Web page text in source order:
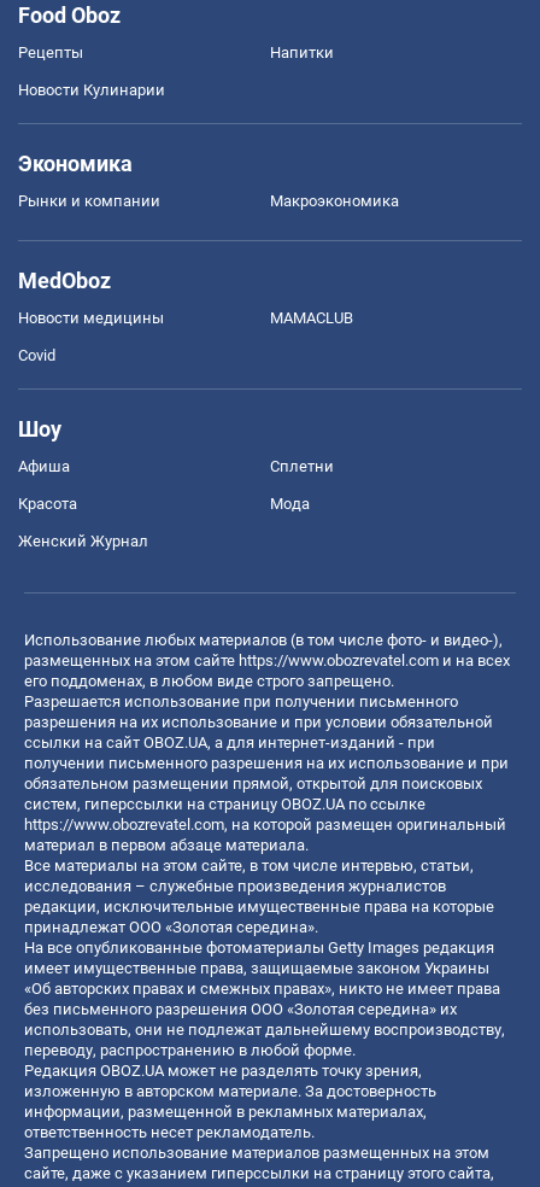
Food Oboz
Рецепты Напитки
Новости Кулинарии
Экономика
Рынки и компании Mакроэкономика
MedOboz
Новости медицины MAMACLUB
Covid
Шоу
Афиша Сплетни
Красота Мода
Женский Журнал
Использование любых материалов (в том числе фото- и видео-),
размещенных на этом сайте https://www.obozrevatel.com и на всех
его поддоменах, в любом виде строго запрещено.
Разрешается использование при получении письменного
разрешения на их использование и при условии обязательной
ссылки на сайт OBOZ.UA, а для интернет-изданий - при
получении письменного разрешения на их использование и при
обязательном размещении прямой, открытой для поисковых
систем, гиперссылки на страницу OBOZ.UA по ссылке
https://www.obozrevatel.com, на которой размещен оригинальный
материал в первом абзаце материала.
Все материалы на этом сайте, в том числе интервью, статьи,
исследования – служебные произведения журналистов
редакции, исключительные имущественные права на которые
принадлежат ООО «Золотая середина».
На все опубликованные фотоматериалы Getty Images редакция
имеет имущественные права, защищаемые законом Украины
«Об авторских правах и смежных правах», никто не имеет права
без письменного разрешения ООО «Золотая середина» их
использовать, они не подлежат дальнейшему воспроизводству,
переводу, распространению в любой форме.
Редакция OBOZ.UA может не разделять точку зрения,
изложенную в авторском материале. За достоверность
информации, размещенной в рекламных материалах,
ответственность несет рекламодатель.
Запрещено использование материалов размещенных на этом
сайте, даже с указанием гиперссылки на страницу этого сайта,